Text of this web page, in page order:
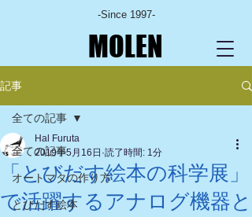
-Since 1997-
MOLEN
記事
全ての記事
オートマタの作り方
とびだす絵本
全ての記事
「とびだす絵本の科学展」
で活躍するアナログ機器と
Hal Furuta
2019年5月16日 読了時間: 1分